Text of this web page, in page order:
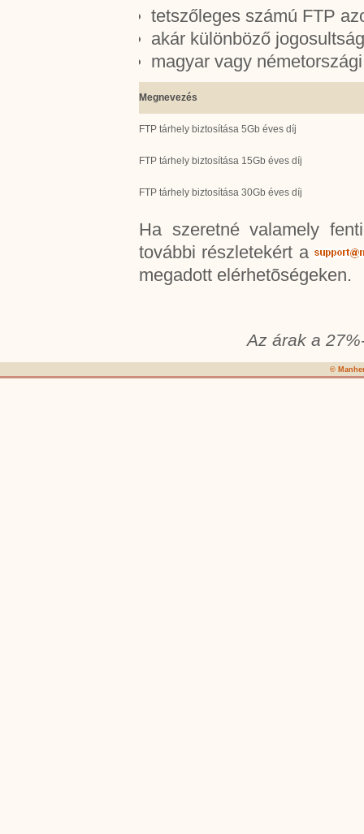
tetszőleges számú FTP
akár különböző
magyar vagy
Megnevezés
FTP tárhely biztosítása 5Gb éves díj
FTP tárhely biztosítása 15Gb éves díj
FTP tárhely biztosítása 30Gb éves díj
Ha szeretné valamely
további részletekért a
megadott elérhetõségeken.
Az árak a
©